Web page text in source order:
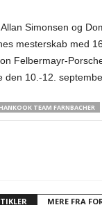
Simonsen og
mesterskab med
Felbermayr-
den 10.-12.
TEAM FARNBACHER
MERE FRA